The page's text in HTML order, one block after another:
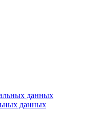
данных
данных